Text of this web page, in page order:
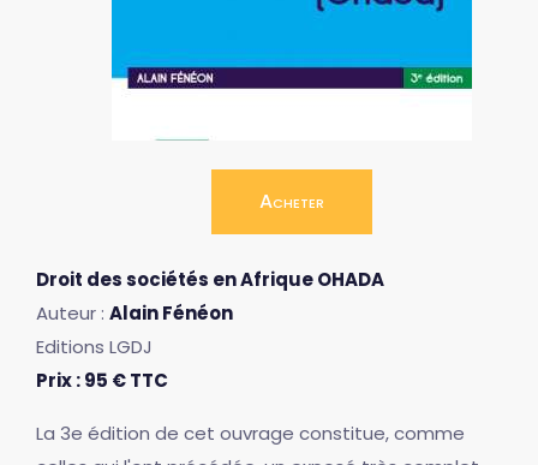
Acheter
Droit des sociétés en Afrique OHADA
Auteur : Alain Fénéon
Editions LGDJ
Prix : 95 € TTC
La 3e édition de cet ouvrage constitue, comme